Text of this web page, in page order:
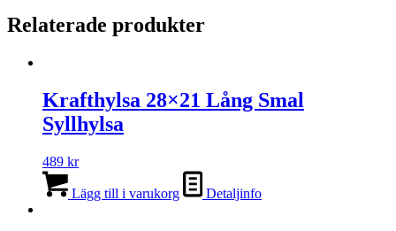
på
Relaterade produkter
Krafthylsa 28×21 Lång Smal
Syllhylsa
489 kr
Lägg till i varukorg Detaljinfo